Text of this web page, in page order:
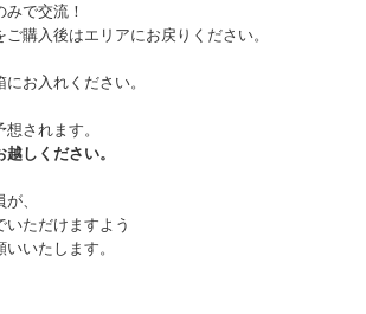
で交流！
購入後はエリアにお戻りください。
お入れください。
されます。
しください。
、
ただけますよう
いたします。